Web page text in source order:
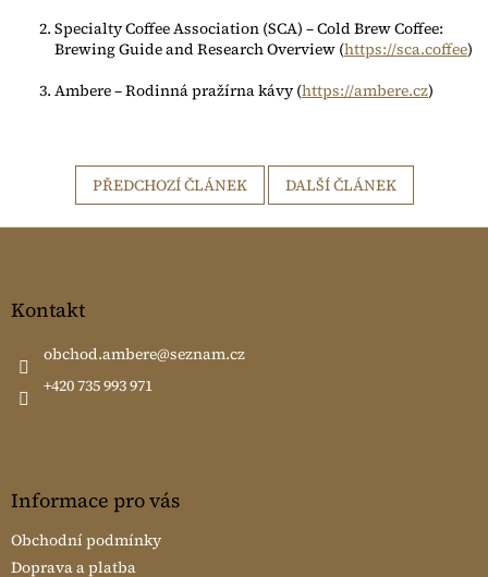
Specialty Coffee Association (SCA) – Cold Brew Coffee:
Brewing Guide and Research Overview (https://sca.coffee)
Ambere – Rodinná pražírna kávy (https://ambere.cz)
PŘEDCHOZÍ ČLÁNEK DALŠÍ ČLÁNEK
Z
Kontakt
obchod.ambere@seznam.cz
+420 735 993 971
Informace pro vás
Obchodní podmínky
Doprava a platba